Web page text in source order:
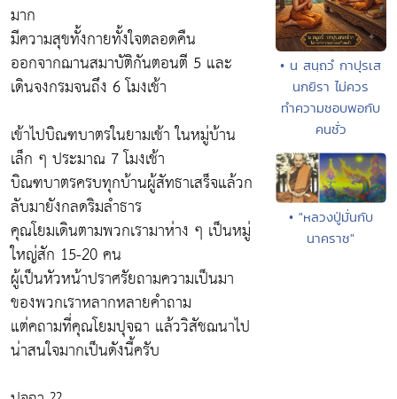
มาก
มีความสุขทั้งกายทั้งใจตลอดคืน
ออกจากฌานสมาบัติกันตอนตี 5 และ
เดินจงกรมจนถึง 6 โมงเช้า
เข้าไปบิณฑบาตรในยามเช้า ในหมู่บ้าน
เล็ก ๆ ประมาณ 7 โมงเช้า
บิณฑบาตรครบทุกบ้านผู้สัทธาเสร็จแล้วก
ลับมายังกลดริมลำธาร
คุณโยมเดินตามพวกเรามาห่าง ๆ เป็นหมู่
ใหญ่สัก 15-20 คน
ผู้เป็นหัวหน้าปราศรัยถามความเป็นมา
ของพวกเราหลากหลายคำถาม
แต่คถามที่คุณโยมปุจฉา แล้ววิสัชฌนาไป
น่าสนใจมากเป็นดังนี้ครับ
• น สนฺถวํ กาปุรเส
นกยิรา ไม่ควร
ทำความชอบพอกับ
คนชั่ว
• "หลวงปู่มั่นกับ
นาคราช"